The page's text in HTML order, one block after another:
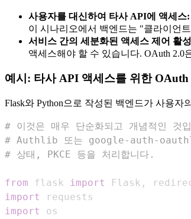
사용자를 대신하여 타사 API에 액세스:
이 시나리오에서 백엔드는 "클라이언
서비스 간의 세분화된 액세스 제어 활
액세스해야 할 수 있습니다. OAuth
예시: 타사 API 액세스를 위한 OAuth
Flask와 Python으로 작성된 백엔드가 사용
# 이것은 매우 단순화되고 개념적인 것
# Authlib 또는 google-auth-
# 상태, PKCE 등을 처리합니다.
from flask import Flask ,
import
import